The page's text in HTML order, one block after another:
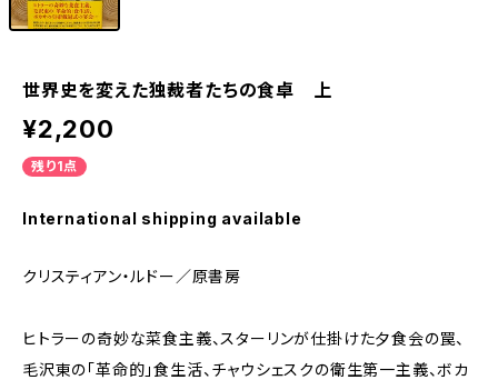
世界史を変えた独裁者たちの食卓 上
¥2,200
残り1点
International shipping available
クリスティアン・ルドー／原書房
ヒトラーの奇妙な菜食主義、スターリンが仕掛けた夕食会の罠、
毛沢東の「革命的」食生活、チャウシェスクの衛生第一主義、ボカ